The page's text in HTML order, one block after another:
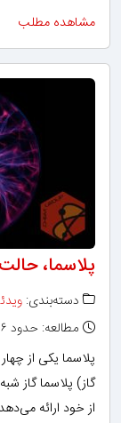
مشاهده مطلب
پلاسما،
دسته‌بندی:
مطالعه: حدود ۶ دقیقه
پلاسما یکی از
گاز) پلاسما گاز
از خود ارائه